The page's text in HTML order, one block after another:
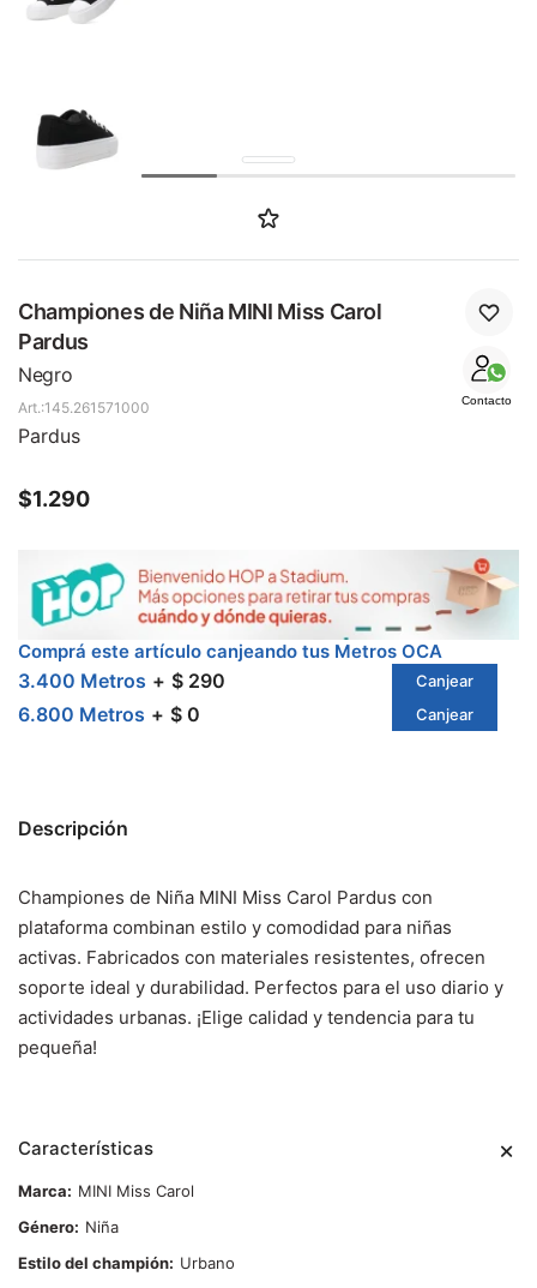
Championes de Niña MINI Miss Carol
Pardus
Negro
Contacto
145.261571000
Pardus
$1.290
Comprá este artículo canjeando tus Metros OCA
3.400 Metros $ 290 Canjear
6.800 Metros $ 0 Canjear
Descripción
Championes de Niña MINI Miss Carol Pardus con
plataforma combinan estilo y comodidad para niñas
activas. Fabricados con materiales resistentes, ofrecen
soporte ideal y durabilidad. Perfectos para el uso diario y
actividades urbanas. ¡Elige calidad y tendencia para tu
pequeña!
Características
Marca
MINI Miss Carol
Género
Niña
Estilo del champión
Urbano